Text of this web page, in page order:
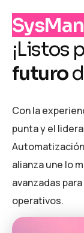
¡Listos
futuro
Con la
punta y el
alianza une lo
avanzadas
operativos.